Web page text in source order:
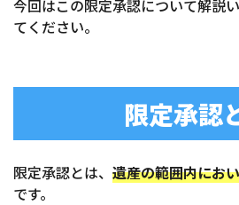
今回はこの限定承認について解説
てください。
限定承認
限定承認とは、 遺産の範囲内にお
です。